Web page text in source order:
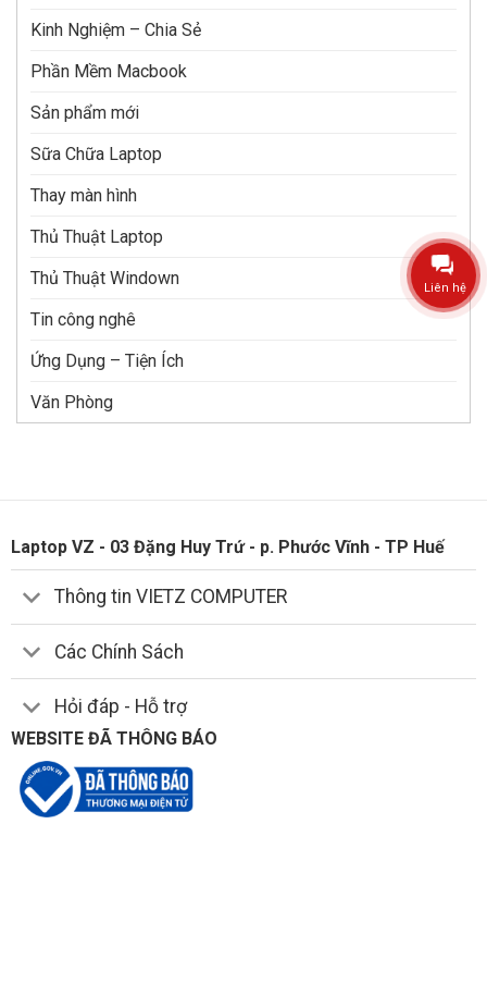
Kinh Nghiệm – Chia Sẻ
Phần Mềm Macbook
Sản phẩm mới
Sữa Chữa Laptop
Thay màn hình
Thủ Thuật Laptop
Thủ Thuật Windown
Tin công nghê
Ứng Dụng – Tiện Ích
Văn Phòng
Laptop VZ - 03 Đặng Huy Trứ - p. Phước Vĩnh - TP Huế
Thông tin VIETZ COMPUTER
Các Chính Sách
Hỏi đáp - Hỗ trợ
WEBSITE ĐÃ THÔNG BÁO
Liên hệ